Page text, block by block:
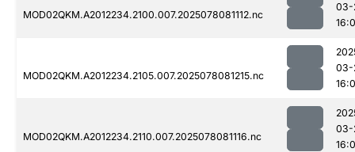
MOD02QKM.A2012234.2100.007.2025078081112.nc
03-
MOD02QKM.A2012234.2105.007.2025078081215.nc
03-
MOD02QKM.A2012234.2110.007.2025078081116.nc
03-